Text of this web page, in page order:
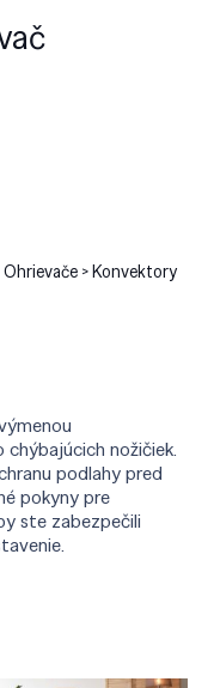
Ohrievače > Konvektory
nožičiek.
podlahy pred
pokyny pre
ste zabezpečili